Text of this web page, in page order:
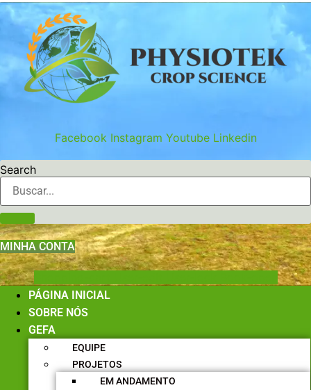
Ir
para
conteúdo
Facebook Instagram Youtube Linkedin
Search
MINHA CONTA
Shopping-cart
PÁGINA INICIAL
SOBRE NÓS
GEFA
EQUIPE
PROJETOS
EM ANDAMENTO